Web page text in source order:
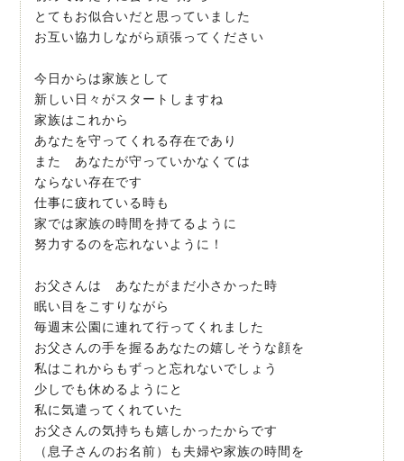
とてもお似合いだと思っていました
お互い協力しながら頑張ってください
今日からは家族として
新しい日々がスタートしますね
家族はこれから
あなたを守ってくれる存在であり
また あなたが守っていかなくては
ならない存在です
仕事に疲れている時も
家では家族の時間を持てるように
努力するのを忘れないように！
お父さんは あなたがまだ小さかった時
眠い目をこすりながら
毎週末公園に連れて行ってくれました
お父さんの手を握るあなたの嬉しそうな顔を
私はこれからもずっと忘れないでしょう
少しでも休めるようにと
私に気遣ってくれていた
お父さんの気持ちも嬉しかったからです
（息子さんのお名前）も夫婦や家族の時間を